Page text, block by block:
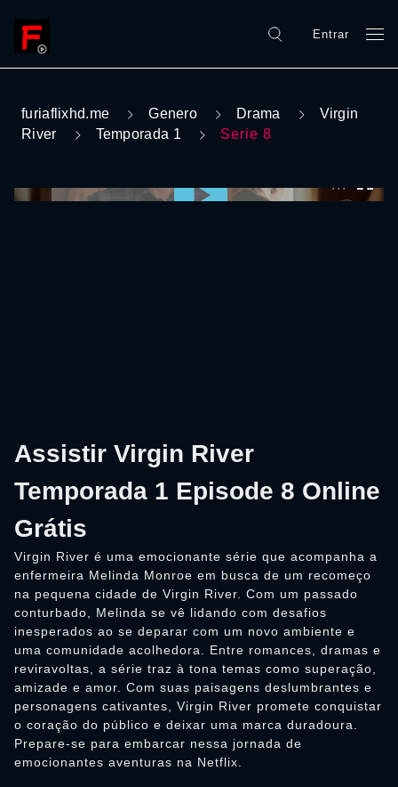
Entrar
furiaflixhd.me Genero Drama
Virgin
River
Temporada 1 Serie 8
Assistir Virgin River
Temporada 1 Episode 8 Online
Grátis
Virgin River é uma emocionante série que acompanha a
enfermeira Melinda Monroe em busca de um recomeço
na pequena cidade de Virgin River. Com um passado
conturbado, Melinda se vê lidando com desafios
inesperados ao se deparar com um novo ambiente e
uma comunidade acolhedora. Entre romances, dramas e
reviravoltas, a série traz à tona temas como superação,
amizade e amor. Com suas paisagens deslumbrantes e
personagens cativantes, Virgin River promete conquistar
o coração do público e deixar uma marca duradoura.
Prepare-se para embarcar nessa jornada de
emocionantes aventuras na Netflix.